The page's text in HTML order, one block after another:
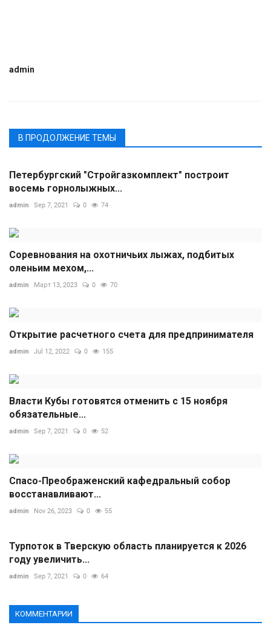
admin
В ПРОДОЛЖЕНИЕ ТЕМЫ
Петербургский "Стройгазкомплект" построит
восемь горнолыжных...
admin Sep 7, 2021 0 74
Соревнования на охотничьих лыжах, подбитых
оленьим мехом,...
admin Март 13, 2023 0 70
Открытие расчетного счета для предпринимателя
admin Jul 12, 2022 0 155
Власти Кубы готовятся отменить с 15 ноября
обязательные...
admin Sep 7, 2021 0 52
Спасо-Преображенский кафедральный собор
восстанавливают...
admin Nov 26, 2023 0 55
Турпоток в Тверскую область планируется к 2026
году увеличить...
admin Sep 7, 2021 0 64
КОММЕНТАРИИ